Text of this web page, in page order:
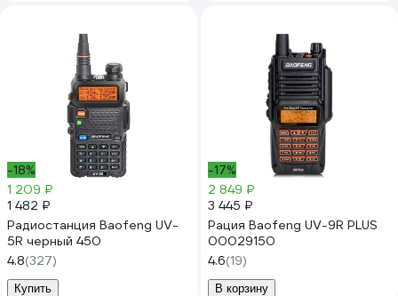
-18%
1 209 ₽
1 482 ₽
Радиостанция Baofeng UV-
5R черный 450
4.8(327)
Купить
-17%
2 849 ₽
3 445 ₽
Рация Baofeng UV-9R PLUS
00029150
4.6(19)
В корзину